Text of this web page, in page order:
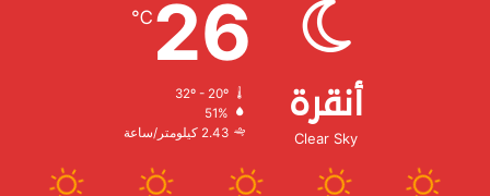
أنقرة
Clear Sky
26
℃
32º - 20º
الرطوبة:
الرياح:2.43 كيلومتر/ساعة